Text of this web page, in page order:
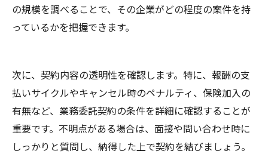
の規模を調べることで、その企業がどの程度の案件を持
っているかを把握できます。
次に、契約内容の透明性を確認します。特に、報酬の支
払いサイクルやキャンセル時のペナルティ、保険加入の
有無など、業務委託契約の条件を詳細に確認することが
重要です。不明点がある場合は、面接や問い合わせ時に
しっかりと質問し、納得した上で契約を結びましょう。